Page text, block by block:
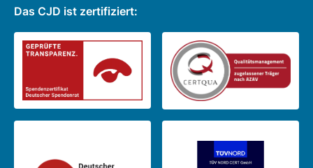
Das CJD ist zertifiziert: